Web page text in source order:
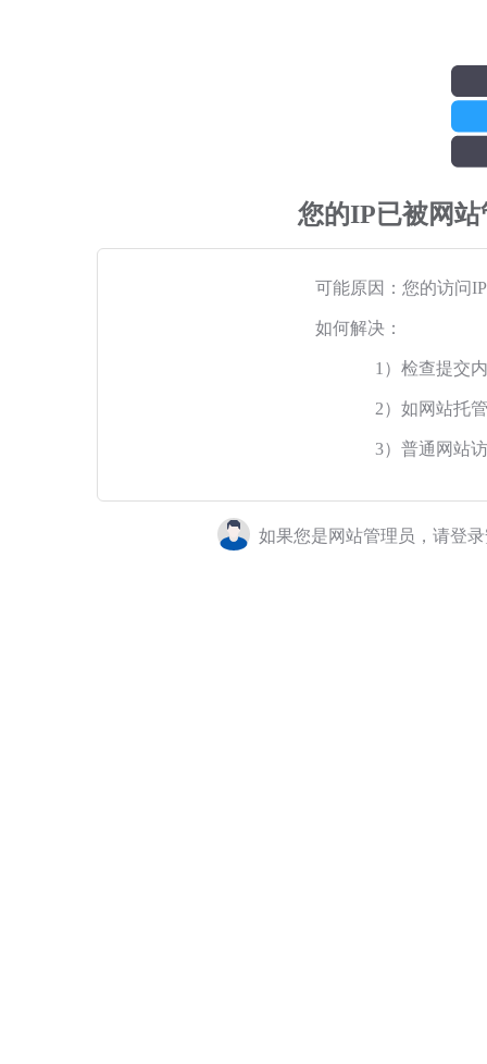
您的IP已被网
可能原因：您的访问
如何解决：
1）检查提交
2）如网站托
3）普通网站
如果您是网站管理员，请登